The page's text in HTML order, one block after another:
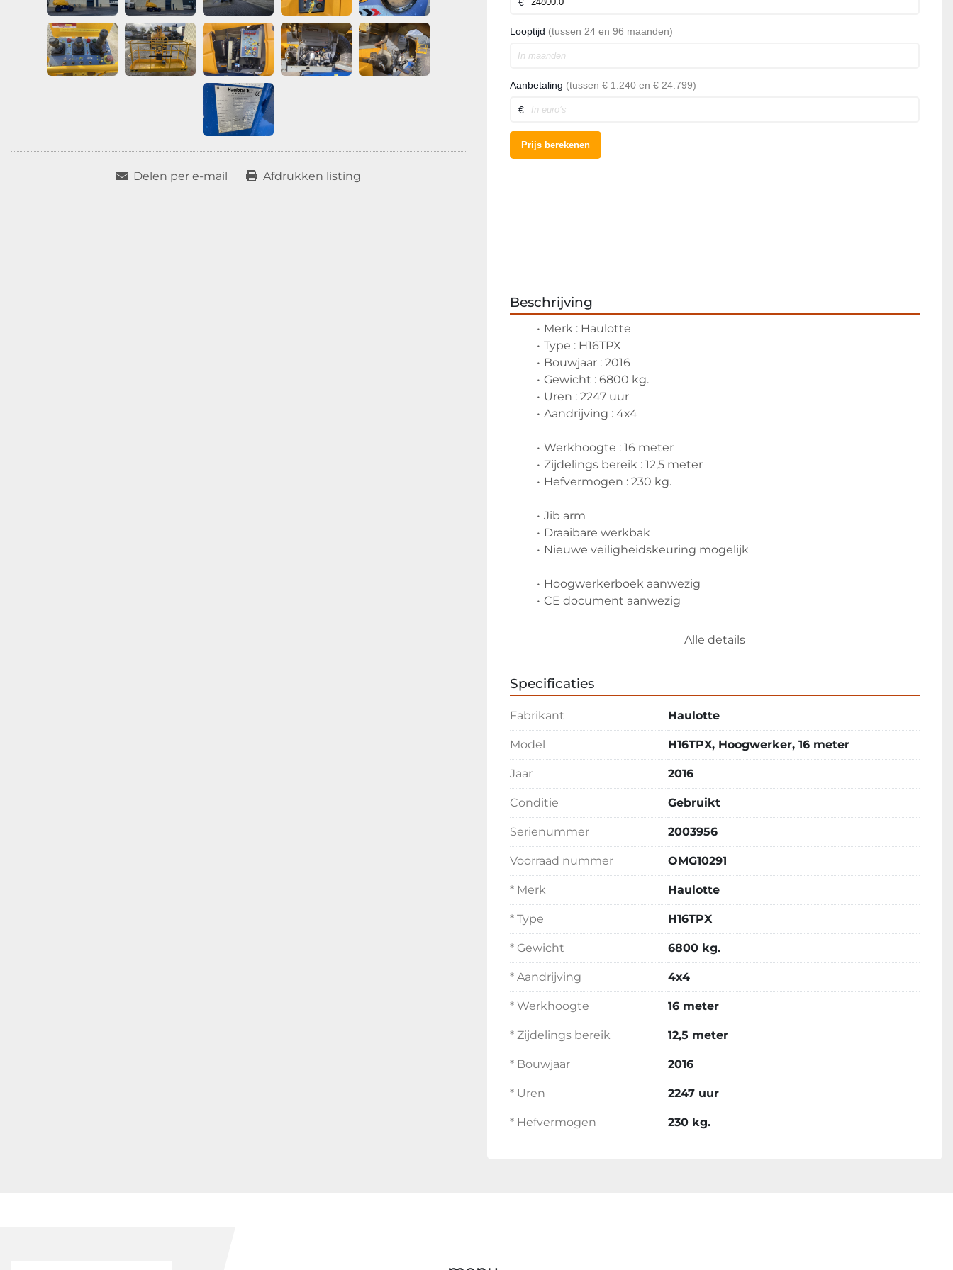
Delen per e-mail Afdrukken listing
Beschrijving
Merk : Haulotte
Type : H16TPX
Bouwjaar : 2016
Gewicht : 6800 kg.
Uren : 2247 uur
Aandrijving : 4x4
Werkhoogte : 16 meter
Zijdelings bereik : 12,5 meter
Hefvermogen : 230 kg.
Jib arm
Draaibare werkbak
Nieuwe veiligheidskeuring mogelijk
Hoogwerkerboek aanwezig
CE document aanwezig
Alle details
Specificaties
Fabrikant Haulotte
Model H16TPX, Hoogwerker, 16 meter
Jaar 2016
Conditie Gebruikt
Serienummer 2003956
Voorraad nummer OMG10291
* Merk Haulotte
* Type H16TPX
* Gewicht 6800 kg.
* Aandrijving 4x4
* Werkhoogte 16 meter
* Zijdelings bereik 12,5 meter
* Bouwjaar 2016
* Uren 2247 uur
* Hefvermogen 230 kg.